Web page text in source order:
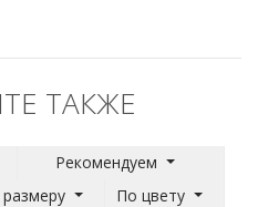
ТАКЖЕ
Рекомендуем
По цвету